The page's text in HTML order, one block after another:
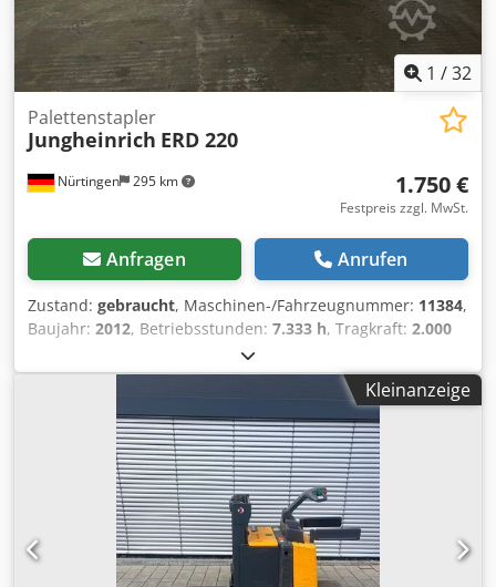
1 /32
Nürtingen 295 km
Palettenstapler
Jungheinrich ERD 220
1.750 €
Festpreis zzgl. MwSt.
Anfragen Anrufen
Zustand: gebraucht, Maschinen-/Fahrzeugnummer: 11384,
Baujahr: 2012, Betriebsstunden: 7.333 h, Tragkraft: 2.000
, Lastschwerpunkt:
Kraftstofftyp:elektrisch, Masttyp:Simplex, Bauhöhe:1.450
1.200 mm
Gesamtgewicht:975 kg, 5075565 Seriennummer: 91564901
Dsdpoyi Na Rjfx Am Aowa Batterie-Details: 24 V, Baujahr:
Kleinanzeige